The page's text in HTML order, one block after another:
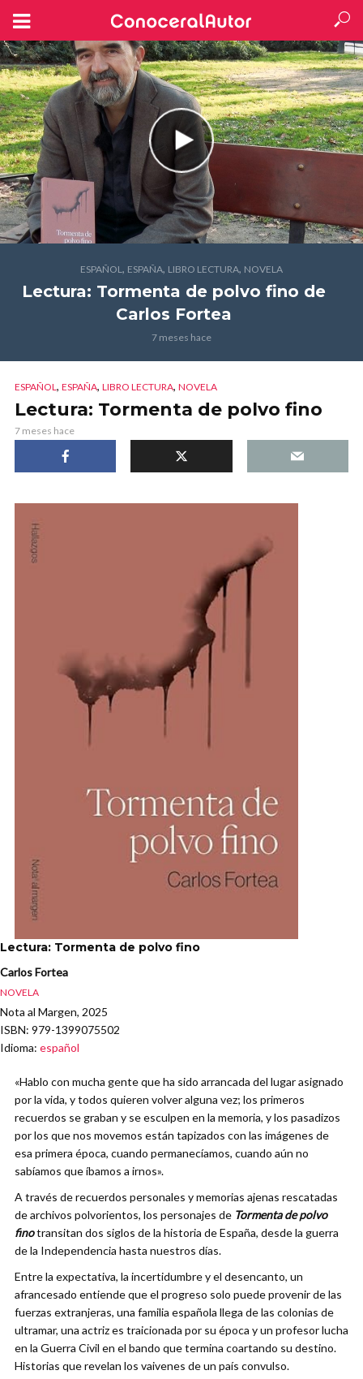
ESPAÑOL, ESPAÑA, LIBRO LECTURA, NOVELA
Lectura: Tormenta de polvo fino de
Carlos Fortea
7 meses hace
ESPAÑOL, ESPAÑA, LIBRO LECTURA, NOVELA
Lectura: Tormenta de polvo fino
7 meses hace
Lectura: Tormenta de polvo fino
Carlos Fortea
NOVELA
Nota al Margen, 2025
ISBN: 979-1399075502
Idioma: español
«Hablo con mucha gente que ha sido arrancada del lugar asignado
por la vida, y todos quieren volver alguna vez; los primeros
recuerdos se graban y se esculpen en la memoria, y los pasadizos
por los que nos movemos están tapizados con las imágenes de
esa primera época, cuando permanecíamos, cuando aún no
sabíamos que íbamos a irnos».
A través de recuerdos personales y memorias ajenas rescatadas
de archivos polvorientos, los personajes de Tormenta de polvo
finotransitan dos siglos de la historia de España, desde la guerra
de la Independencia hasta nuestros días.
Entre la expectativa, la incertidumbre y el desencanto, un
afrancesado entiende que el progreso solo puede provenir de las
fuerzas extranjeras, una familia española llega de las colonias de
ultramar, una actriz es traicionada por su época y un profesor lucha
en la Guerra Civil en el bando que termina coartando su destino.
Historias que revelan los vaivenes de un país convulso.